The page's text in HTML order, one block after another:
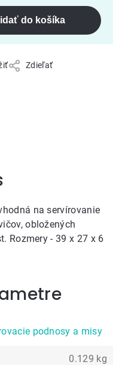
do košíka
Zdieľať
na servírovanie
obložených
Rozmery - 39 x 27 x 6
podnosy a misy
0.129 kg